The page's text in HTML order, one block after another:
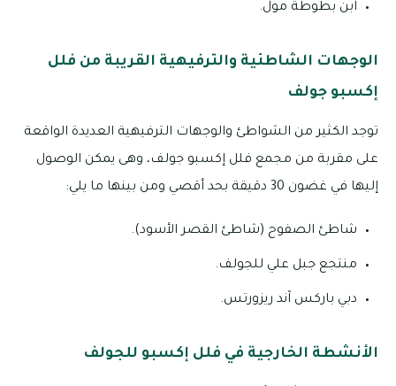
ابن بطوطة مول.
الوجهات الشاطئية والترفيهية القريبة من فلل
إكسبو جولف
توجد الكثير من الشواطئ والوجهات الترفيهية العديدة الواقعة
على مقربة من مجمع فلل إكسبو جولف، وهى يمكن الوصول
إليها في غضون 30 دقيقة بحد أقصي ومن بينها ما يلي:
شاطئ الصفوح (شاطئ القصر الأسود).
منتجع جبل علي للجولف.
دبي باركس آند ريزورتس.
الأنشطة الخارجية في فلل إكسبو للجولف